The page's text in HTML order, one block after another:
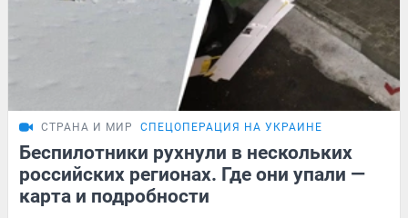
СТРАНА И МИР СПЕЦОПЕРАЦИЯ НА УКРАИНЕ
Беспилотники рухнули в нескольких
российских регионах. Где они упали —
карта и подробности